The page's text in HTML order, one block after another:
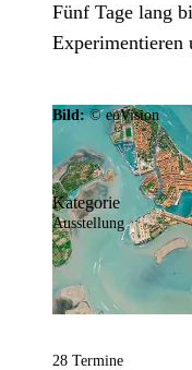
Fünf Tage lang
Experimentieren
Bild:© eoVision
Kategorie
Ausstellung
28 Termine